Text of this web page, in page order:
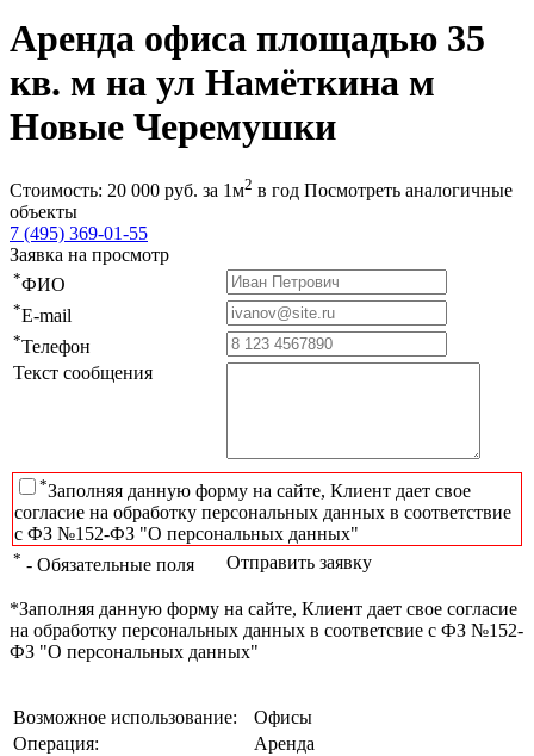
Аренда офиса площадью 35
кв. м на ул Намёткина м
Новые Черемушки
Стоимость: 20 000 руб. за 1м2 в год Посмотреть аналогичные
объекты
7 (495) 369-01-55
Заявка на просмотр
*ФИО
*E-mail
*Телефон
Текст сообщения
*Заполняя данную форму на сайте, Клиент дает свое
согласие на обработку персональных данных в соответствие
с ФЗ №152-ФЗ "О персональных данных"
* - Обязательные поля Отправить заявку
*Заполняя данную форму на сайте, Клиент дает свое согласие
на обработку персональных данных в соответсвие с ФЗ №152-
ФЗ "О персональных данных"
Возможное использование:
Офисы
Операция:
Аренда